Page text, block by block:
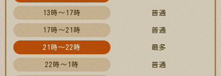
13時～17時 普通
17時～21時 普通
21時～22時 最多
22時～1時 普通